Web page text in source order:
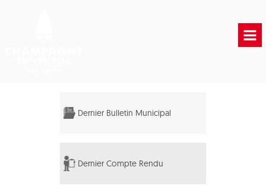
Dernier Bulletin Municipal
Dernier Compte Rendu